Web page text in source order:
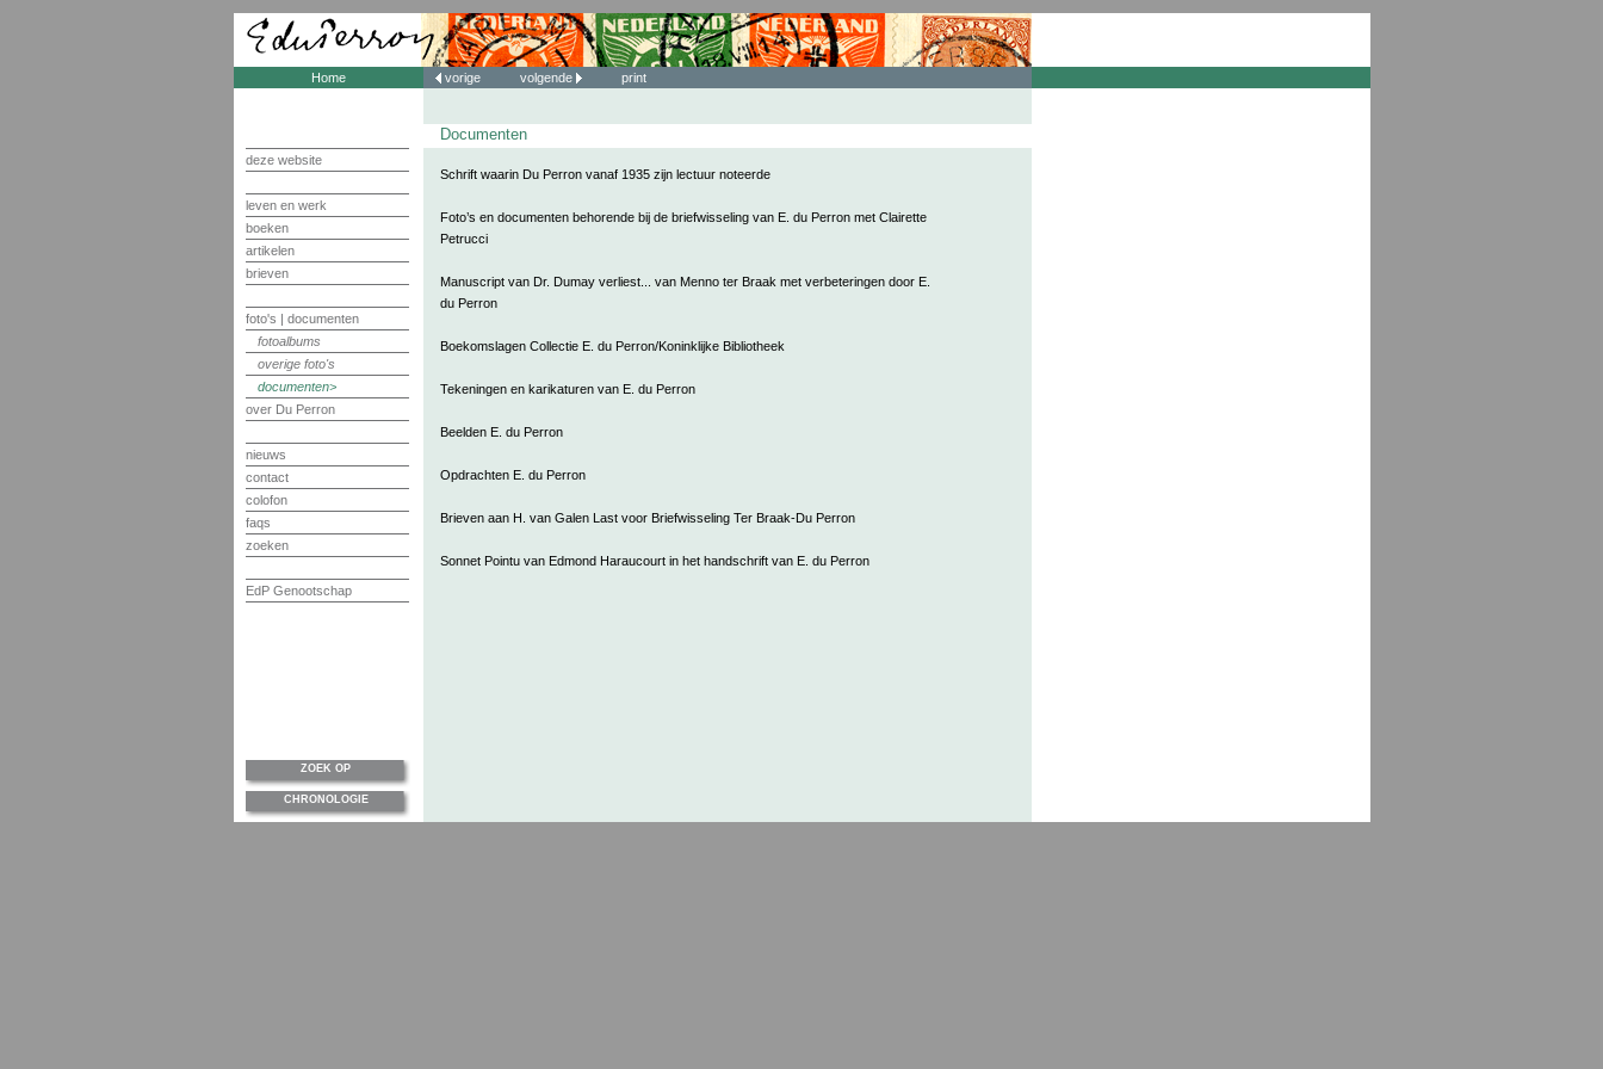
Home
deze website
leven en werk
boeken
artikelen
brieven
foto's | documenten
fotoalbums
overige foto's
documenten
over Du Perron
nieuws
contact
colofon
faqs
zoeken
EdP Genootschap
vorige volgende print
Documenten
Schrift waarin Du Perron vanaf 1935 zijn lectuur noteerde
Foto’s en documenten behorende bij de briefwisseling van E. du Perron met Clairette
Petrucci
Manuscript van Dr. Dumay verliest... van Menno ter Braak met verbeteringen door E.
du Perron
Boekomslagen Collectie E. du Perron/Koninklijke Bibliotheek
Tekeningen en karikaturen van E. du Perron
Beelden E. du Perron
Opdrachten E. du Perron
Brieven aan H. van Galen Last voor Briefwisseling Ter Braak-Du Perron
Sonnet Pointu van Edmond Haraucourt in het handschrift van E. du Perron
ZOEK OP
CHRONOLOGIE